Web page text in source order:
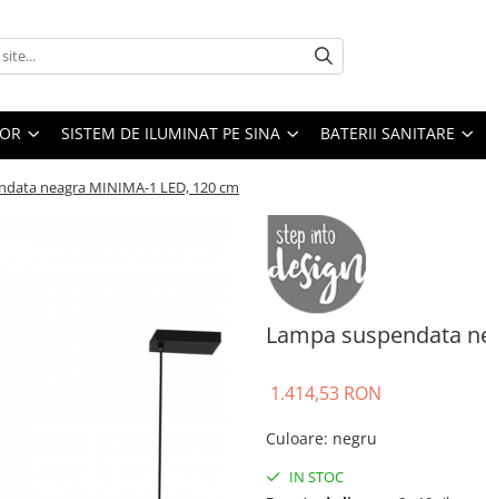
SISTEM DE ILUMINAT PE SINA BATERII SANITARE
neagra MINIMA-1 LED, 120 cm
Lampa suspendata
1.414,53 RON
Culoare: negru
IN STOC